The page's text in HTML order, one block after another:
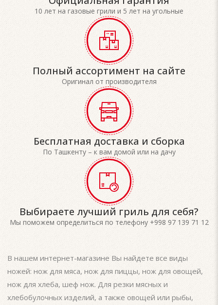
10 лет на газовые грили и 5 лет на угольные
Полный ассортимент на сайте
Оригинал от производителя
Бесплатная доставка и сборка
По Ташкенту – к вам домой или на дачу
Выбираете лучший гриль для себя?
Мы поможем определиться по телефону +998 97 139 71 12
В нашем интернет-магазине Вы найдете все виды
ножей: нож для мяса, нож для пиццы, нож для овощей,
нож для хлеба, шеф нож. Для резки мясных и
хлебобулочных изделий, а также овощей или рыбы,